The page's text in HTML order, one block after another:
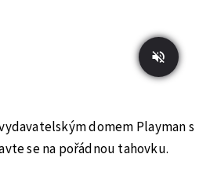
domem Playman s
se na pořádnou tahovku.